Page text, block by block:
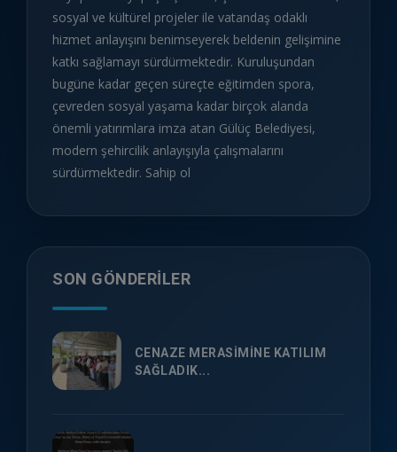
sosyal ve kültürel projeler ile vatandaş odaklı
hizmet anlayışını benimseyerek beldenin gelişimine
katkı sağlamayı sürdürmektedir. Kuruluşundan
bugüne kadar geçen süreçte eğitimden spora,
çevreden sosyal yaşama kadar birçok alanda
önemli yatırımlara imza atan Gülüç Belediyesi,
modern şehircilik anlayışıyla çalışmalarını
sürdürmektedir. Sahip ol
SON GÖNDERILER
CENAZE MERASİMİNE KATILIM
SAĞLADIK...